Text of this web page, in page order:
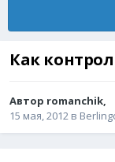
Как
Автор romanchik,
15 мая, 2012 в